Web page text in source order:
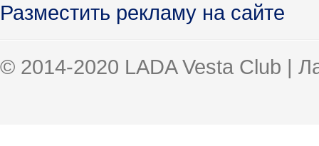
Разместить рекламу на сайте
© 2014-2020 LADA Vesta Club |